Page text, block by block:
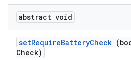
abstract void
setRequireBatteryCheck
Check)